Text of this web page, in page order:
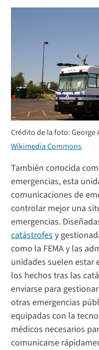
Crédito de la foto:
Wikimedia Commons
También conocida
emergencias, esta
comunicaciones de
controlar mejor una
emergencias.
catástrofesy
como la FEMA y las
unidades suelen estar
los hechos tras las
enviarse para
otras emergencias
equipadas con la
médicos necesarios
comunicarse